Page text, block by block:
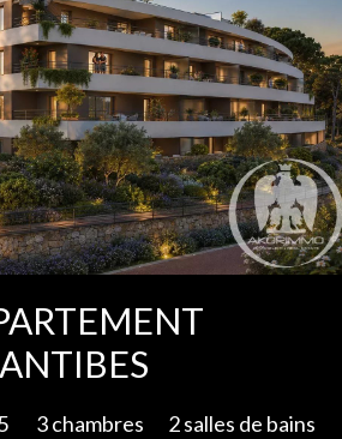
ANTIBES
3 chambres
2 salles de bains